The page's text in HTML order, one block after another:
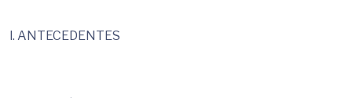
l. ANTECEDENTES